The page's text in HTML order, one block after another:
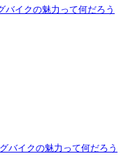
バイクの魅力って何だろう
バイクの魅力って何だろう